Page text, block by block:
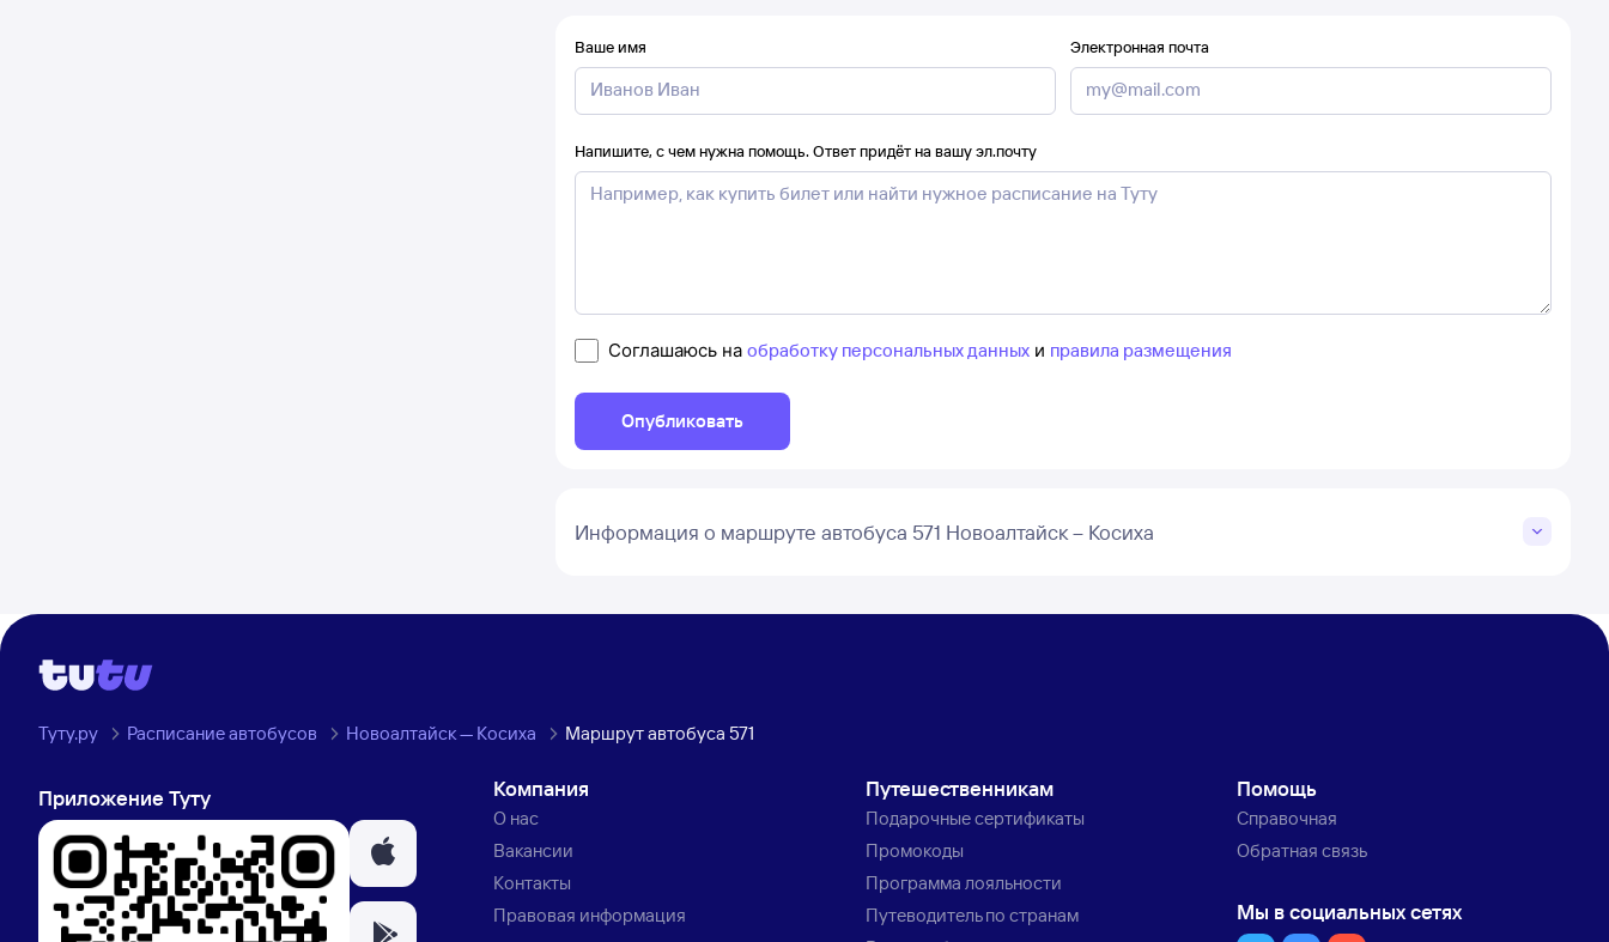
Ваше имя Электронная почта
Напишите, с чем нужна помощь. Ответ придёт на вашу эл.почту
Соглашаюсь на обработку персональных данных и правила размещения
Опубликовать
Информация о маршруте автобуса 571 Новоалтайск – Косиха
Туту.ру Расписание автобусов Новоалтайск — Косиха Маршрут автобуса 571
Приложение Туту Компания
О нас
Вакансии
Контакты
Правовая информация
Путешественникам
Подарочные сертификаты
Промокоды
Программа лояльности
Путеводитель по странам
Помощь
Справочная
Обратная связь
Мы в социальных сетях